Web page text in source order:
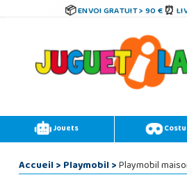
ENVOI GRATUIT > 90 €
Jouets
Accueil>Playmobil>Playmobil